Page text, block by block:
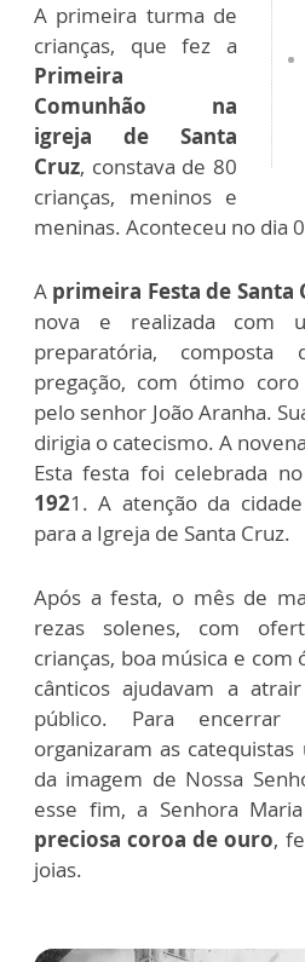
A primeira turma de
crianças, que fez a
Primeira
Comunhão na
igreja de Santa
Cruz, constava de 80
crianças, meninos e
meninas. Aconteceu no dia
A primeira Festa de Santa
nova e realizada com
preparatória,
pregação, com ótimo
pelo senhor João Aranha.
dirigia o catecismo. A
Esta festa foi celebrada
1921. A atenção da
para a Igreja de Santa Cruz.
Após a festa, o mês de
rezas solenes, com
crianças, boa música e
cânticos ajudavam a
público. Para
organizaram as
da imagem de Nossa
esse fim, a Senhora
preciosa coroa de ouro,
joias.